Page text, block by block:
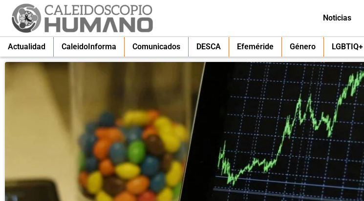
Noticias
Actualidad CaleidoInforma Comunicados DESCA Efeméride Género LGBTIQ+